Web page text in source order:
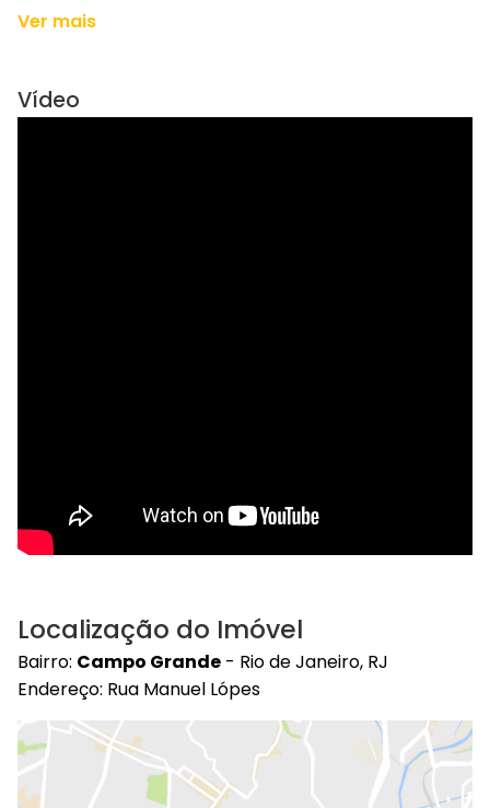
Ver mais
Vídeo
Localização do Imóvel
Bairro: Campo Grande - Rio de Janeiro, RJ
Endereço: Rua Manuel Lópes